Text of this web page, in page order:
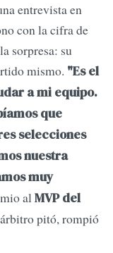
entrevista en
con la cifra de
sorpresa: su
mismo. "Es el
a mi equipo.
que
selecciones
nuestra
muy
alMVP del
pitó, rompió